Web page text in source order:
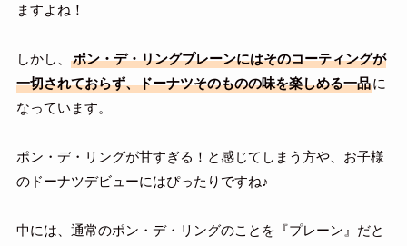
ますよね！
しかし、
ポン・デ・リングプレーンにはそのコーティングが
一切されておらず、ドーナツそのものの味を楽しめる一品に
なっています。
ポン・デ・リングが甘すぎる！と感じてしまう方や、お子様
のドーナツデビューにはぴったりですね♪
中には、通常のポン・デ・リングのことを『プレーン』だと